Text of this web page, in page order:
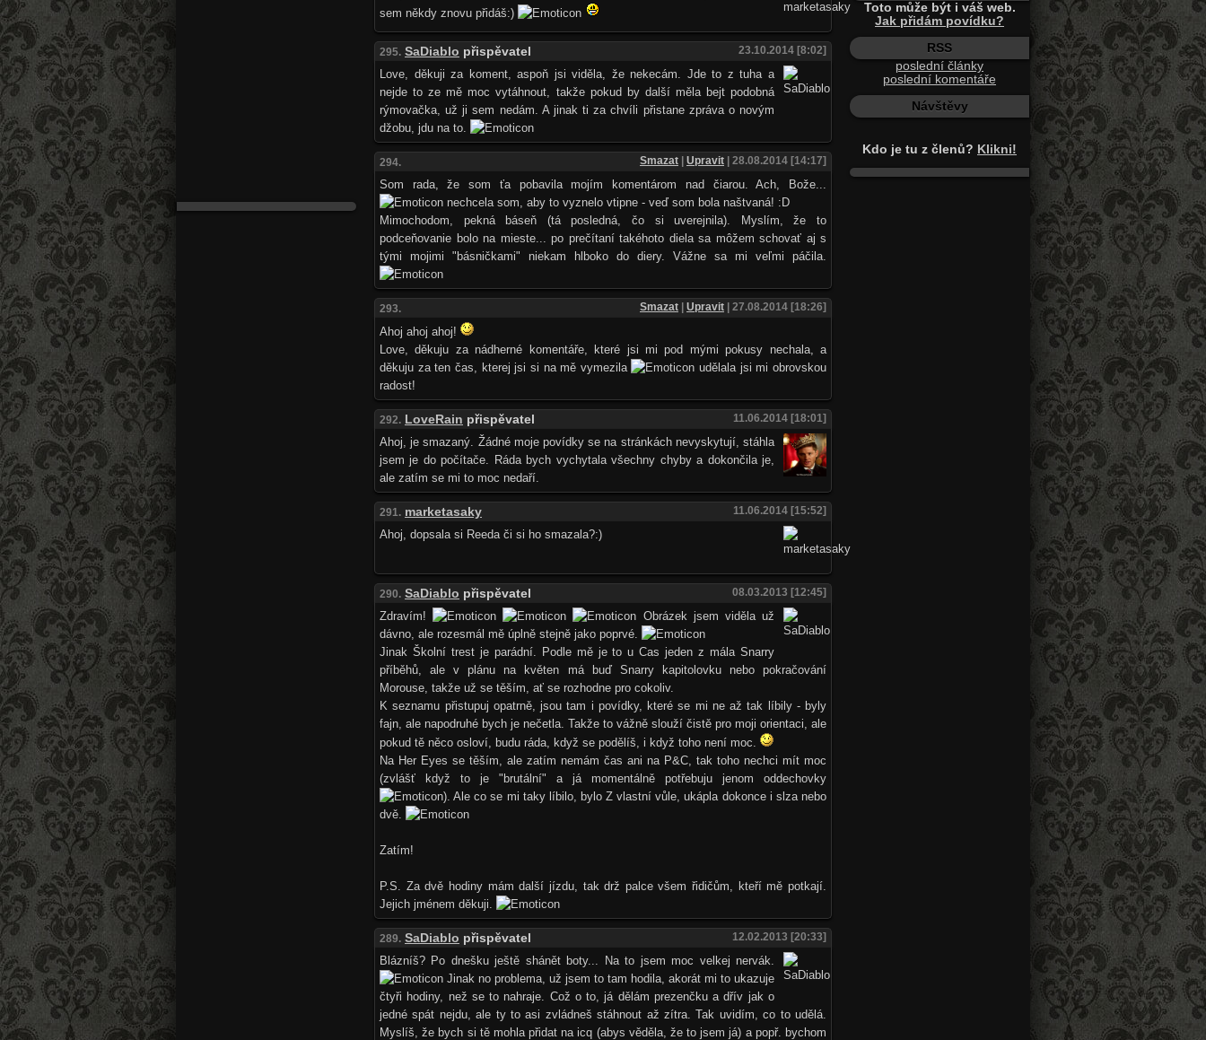
sem někdy znovu přidáš:)
295. SaDiablo přispěvatel 23.10.2014 [8:02]
Love, děkuji za koment, aspoň jsi viděla, že nekecám. Jde to z tuha a
nejde to ze mě moc vytáhnout, takže pokud by další měla bejt podobná
rýmovačka, už ji sem nedám. A jinak ti za chvíli přistane zpráva o novým
džobu, jdu na to.
294. Smazat Upravit | 28.08.2014 [14:17]
Som rada, že som ťa pobavila mojím komentárom nad čiarou. Ach, Bože...
nechcela som, aby to vyznelo vtipne - veď som bola naštvaná! :D
Mimochodom, pekná báseň (tá posledná, čo si uverejnila). Myslím, že to
podceňovanie bolo na mieste... po prečítaní takéhoto diela sa môžem schovať aj s
tými mojimi "básničkami" niekam hlboko do diery. Vážne sa mi veľmi páčila.
293. Smazat Upravit | 27.08.2014 [18:26]
Ahoj ahoj ahoj!
Love, děkuju za nádherné komentáře, které jsi mi pod mými pokusy nechala, a
děkuju za ten čas, kterej jsi si na mě vymezila
udělala jsi mi obrovskou
radost!
292. LoveRain přispěvatel 11.06.2014 [18:01]
Ahoj, je smazaný. Žádné moje povídky se na stránkách nevyskytují, stáhla
jsem je do počítače. Ráda bych vychytala všechny chyby a dokončila je,
ale zatím se mi to moc nedaří.
291. marketasaky 11.06.2014 [15:52]
Ahoj, dopsala si Reeda či si ho smazala?:)
290. SaDiablo přispěvatel 08.03.2013 [12:45]
Zdravím!
Obrázek jsem viděla už
dávno, ale rozesmál mě úplně stejně jako poprvé.
Jinak Školní trest je parádní. Podle mě je to u Cas jeden z mála Snarry
příběhů, ale v plánu na květen má buď Snarry kapitolovku nebo pokračování
Morouse, takže už se těším, ať se rozhodne pro cokoliv.
K seznamu přistupuj opatrně, jsou tam i povídky, které se mi ne až tak líbily - byly
fajn, ale napodruhé bych je nečetla. Takže to vážně slouží čistě pro moji orientaci, ale
pokud tě něco osloví, budu ráda, když se podělíš, i když toho není moc.
Na Her Eyes se těším, ale zatím nemám čas ani na P&C, tak toho nechci mít moc
(zvlášť když to je "brutální" a já momentálně potřebuju jenom oddechovky
). Ale co se mi taky líbilo, bylo Z vlastní vůle, ukápla dokonce i slza nebo
dvě.
Zatím!
P.S. Za dvě hodiny mám další jízdu, tak drž palce všem řidičům, kteří mě potkají.
Jejich jménem děkuji.
289. SaDiablo přispěvatel 12.02.2013 [20:33]
Blázníš? Po dnešku ještě shánět boty... Na to jsem moc velkej nervák.
Jinak no problema, už jsem to tam hodila, akorát mi to ukazuje
čtyři hodiny, než se to nahraje. Což o to, já dělám prezenčku a dřív jak o
jedné spát nejdu, ale ty to asi zvládneš stáhnout až zítra. Tak uvidím, co to udělá.
Myslíš, že bych si tě mohla přidat na icq (abys věděla, že to jsem já) a popř. bychom
Toto může být i váš web.
Jak přidám povídku?
RSS
poslední články
poslední komentáře
Návštěvy
Kdo je tu z členů? Klikni!